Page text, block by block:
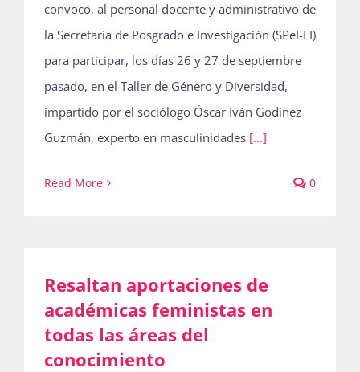
convocó, al personal docente y administrativo de
la Secretaría de Posgrado e Investigación (SPeI-FI)
para participar, los días 26 y 27 de septiembre
pasado, en el Taller de Género y Diversidad,
impartido por el sociólogo Óscar Iván Godínez
Guzmán, experto en masculinidades [...]
Read More 0
Resaltan aportaciones de
académicas feministas en
todas las áreas del
conocimiento